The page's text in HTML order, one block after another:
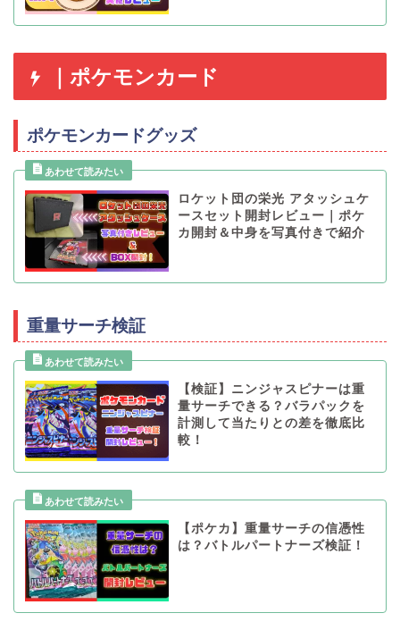
｜ポケモンカード
ポケモンカードグッズ
ロケット団の栄光 アタッシュケ
ースセット開封レビュー｜ポケ
カ開封＆中身を写真付きで紹介
重量サーチ検証
【検証】ニンジャスピナーは重
量サーチできる？バラパックを
計測して当たりとの差を徹底比
較！
【ポケカ】重量サーチの信憑性
は？バトルパートナーズ検証！